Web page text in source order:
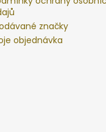
značky
objednávka